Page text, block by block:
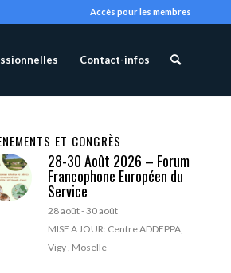
Accès pour les membres
Contact-infos
ET CONGRÈS
28-30 Août 2026 – Forum
Francophone Européen du
Service
28 août-30 août
MISE A JOUR: Centre ADDEPPA,
Vigy , Moselle